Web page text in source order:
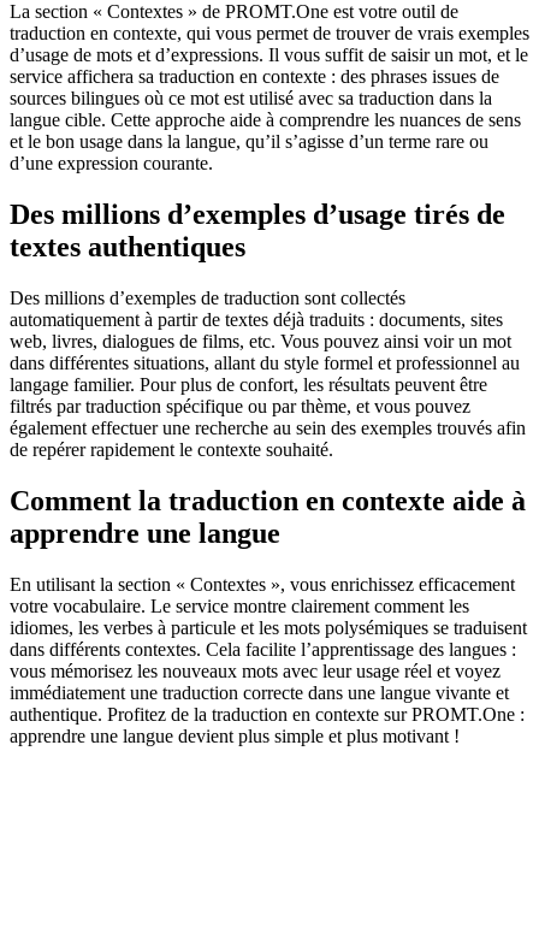
La section « Contextes » de PROMT.One est votre outil de
traduction en contexte, qui vous permet de trouver de vrais exemples
d’usage de mots et d’expressions. Il vous suffit de saisir un mot, et le
service affichera sa traduction en contexte : des phrases issues de
sources bilingues où ce mot est utilisé avec sa traduction dans la
langue cible. Cette approche aide à comprendre les nuances de sens
et le bon usage dans la langue, qu’il s’agisse d’un terme rare ou
d’une expression courante.
Des millions d’exemples d’usage tirés de
textes authentiques
Des millions d’exemples de traduction sont collectés
automatiquement à partir de textes déjà traduits : documents, sites
web, livres, dialogues de films, etc. Vous pouvez ainsi voir un mot
dans différentes situations, allant du style formel et professionnel au
langage familier. Pour plus de confort, les résultats peuvent être
filtrés par traduction spécifique ou par thème, et vous pouvez
également effectuer une recherche au sein des exemples trouvés afin
de repérer rapidement le contexte souhaité.
Comment la traduction en contexte aide à
apprendre une langue
En utilisant la section « Contextes », vous enrichissez efficacement
votre vocabulaire. Le service montre clairement comment les
idiomes, les verbes à particule et les mots polysémiques se traduisent
dans différents contextes. Cela facilite l’apprentissage des langues :
vous mémorisez les nouveaux mots avec leur usage réel et voyez
immédiatement une traduction correcte dans une langue vivante et
authentique. Profitez de la traduction en contexte sur PROMT.One :
apprendre une langue devient plus simple et plus motivant !